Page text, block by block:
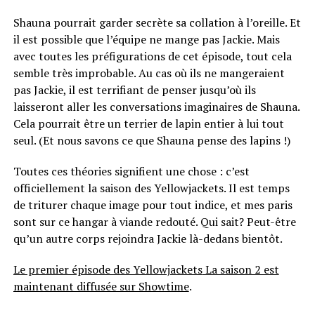
Shauna pourrait garder secrète sa collation à l’oreille. Et
il est possible que l’équipe ne mange pas Jackie. Mais
avec toutes les préfigurations de cet épisode, tout cela
semble très improbable. Au cas où ils ne mangeraient
pas Jackie, il est terrifiant de penser jusqu’où ils
laisseront aller les conversations imaginaires de Shauna.
Cela pourrait être un terrier de lapin entier à lui tout
seul. (Et nous savons ce que Shauna pense des lapins !)
Toutes ces théories signifient une chose : c’est
officiellement la saison des Yellowjackets. Il est temps
de triturer chaque image pour tout indice, et mes paris
sont sur ce hangar à viande redouté. Qui sait? Peut-être
qu’un autre corps rejoindra Jackie là-dedans bientôt.
Le premier épisode des YellowjacketsLa saison 2 est
maintenant diffusée sur Showtime.